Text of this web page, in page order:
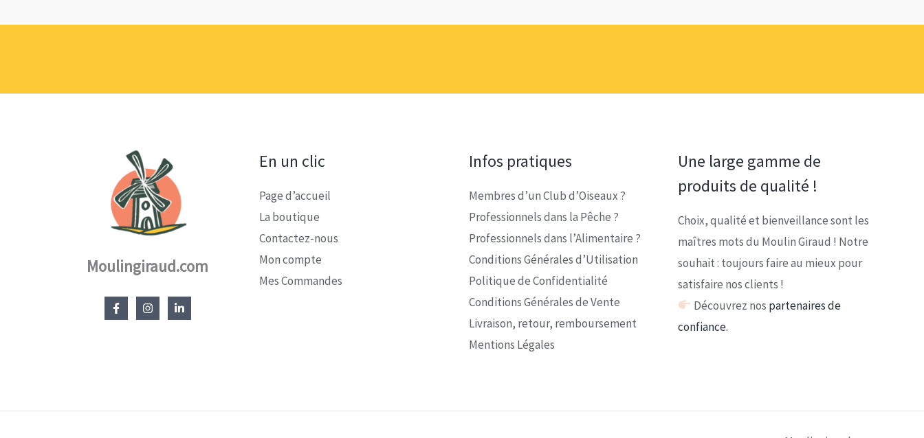
était :
est :
1,10 €
Moulingiraud.com
En un clic
Page d’accueil
La boutique
Contactez-nous
Mon compte
Mes Commandes
Infos pratiques
Membres d’un Club d’Oiseaux ?
Professionnels dans la Pêche ?
Professionnels dans l’Alimentaire ?
Conditions Générales d’Utilisation
Politique de Confidentialité
Conditions Générales de Vente
Livraison, retour, remboursement
Mentions Légales
Une large gamme de
produits de qualité !
Choix, qualité et bienveillance sont les
maîtres mots du Moulin Giraud ! Notre
souhait : toujours faire au mieux pour
satisfaire nos clients !
Découvrez nos partenaires de
confiance.